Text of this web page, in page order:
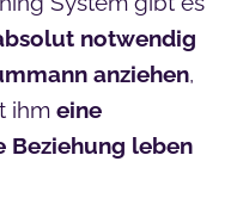
notwendig
anziehen,
ihm eine
leben